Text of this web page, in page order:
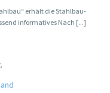
erhält die Stahlbau-
informatives Nach [...]